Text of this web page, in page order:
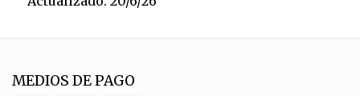
MEDIOS DE PAGO